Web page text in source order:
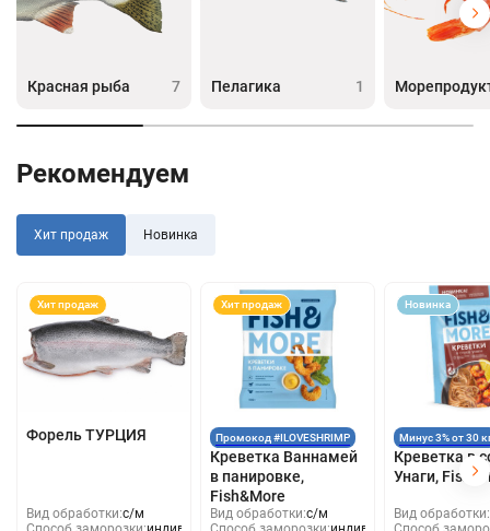
Красная рыба 7 Пелагика 1
Рекомендуем
Хит продаж Новинка
Хит продаж
Форель ТУРЦИЯ
Вид обработки:с/м
Хит продаж
Промокод #ILOVESHRIMP
Креветка Ваннамей
в панировке,
Fish&More
Вид обработки:с/м
Новинка
Минус 3% от 30
Креветка в
Унаги, Fish &
Вид обработки: